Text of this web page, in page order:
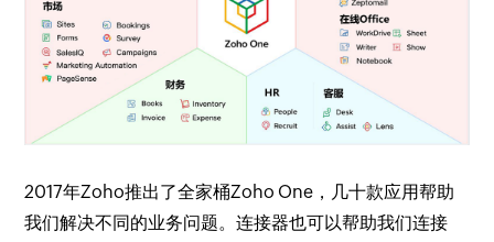
2017年Zoho推出了全家桶Zoho One，几十款应用帮助
我们解决不同的业务问题。连接器也可以帮助我们连接